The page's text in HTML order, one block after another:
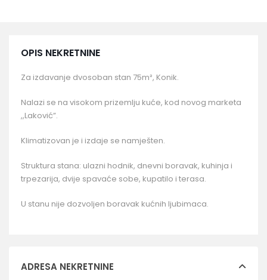
OPIS NEKRETNINE
Za izdavanje dvosoban stan 75m², Konik.
Nalazi se na visokom prizemlju kuće, kod novog marketa
,,Laković”.
Klimatizovan je i izdaje se namješten.
Struktura stana: ulazni hodnik, dnevni boravak, kuhinja i
trpezarija, dvije spavaće sobe, kupatilo i terasa.
U stanu nije dozvoljen boravak kućnih ljubimaca.
ADRESA NEKRETNINE